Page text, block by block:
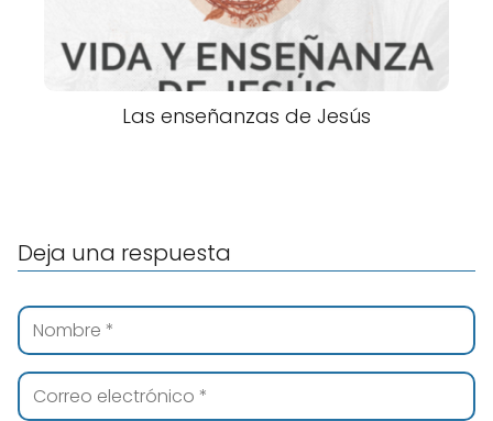
Las enseñanzas de Jesús
Deja una respuesta